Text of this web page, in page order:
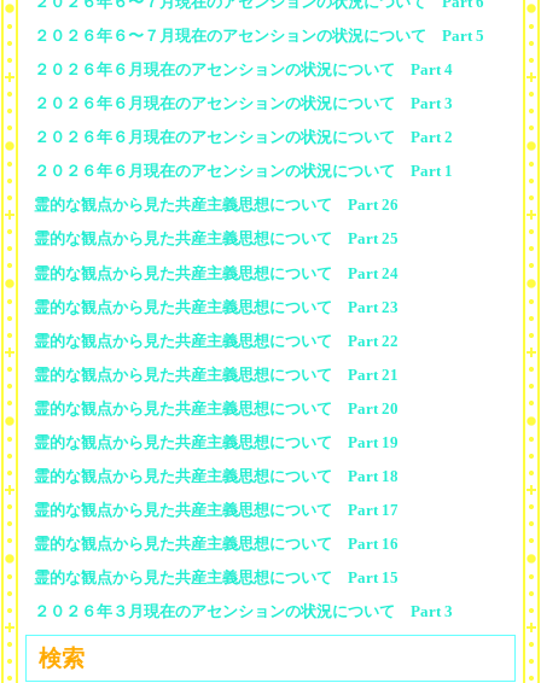
２０２６年６〜７月現在のアセンションの状況について Part 5
２０２６年６月現在のアセンションの状況について Part 4
２０２６年６月現在のアセンションの状況について Part 3
２０２６年６月現在のアセンションの状況について Part 2
２０２６年６月現在のアセンションの状況について Part 1
霊的な観点から見た共産主義思想について Part 26
霊的な観点から見た共産主義思想について Part 25
霊的な観点から見た共産主義思想について Part 24
霊的な観点から見た共産主義思想について Part 23
霊的な観点から見た共産主義思想について Part 22
霊的な観点から見た共産主義思想について Part 21
霊的な観点から見た共産主義思想について Part 20
霊的な観点から見た共産主義思想について Part 19
霊的な観点から見た共産主義思想について Part 18
霊的な観点から見た共産主義思想について Part 17
霊的な観点から見た共産主義思想について Part 16
霊的な観点から見た共産主義思想について Part 15
２０２６年３月現在のアセンションの状況について Part 3
検索